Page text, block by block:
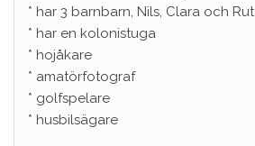
* har 3 barnbarn, Nils, Clara och Rut
* har en kolonistuga
* hojåkare
* amatörfotograf
* golfspelare
* husbilsägare